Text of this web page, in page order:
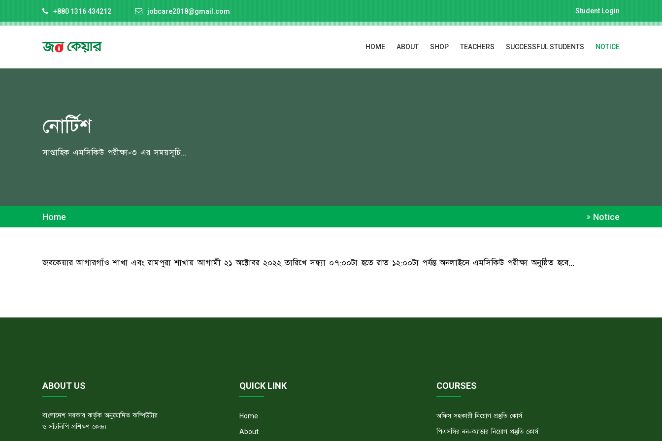
+880 1316 434212 jobcare2018@gmail.com Student Login
HOME ABOUT SHOP TEACHERS SUCCESSFUL STUDENTS NOTICE
নোর্টিশ
সাপ্তাহিক এমসিকিউ পরীক্ষা-৩ এর সময়সূচি...
Home Notice
জবকেয়ার আগারগাঁও শাখা এবং রামপুরা শাখায় আগামী ২১ অক্টোবর ২০২২ তারিখে সন্ধ্যা ০৭:০০টা হতে রাত ১২:০০টা পর্যন্ত অনলাইনে এমসিকিউ পরীক্ষা অনুষ্ঠিত হবে...
ABOUT US
বাংলাদেশ সরকার কর্তৃক অনুমোদিত কম্পিউটার
ও সাঁটলিপি প্রশিক্ষণ কেন্দ্র।
QUICK LINK
Home
About
COURSES
অফিস সহকারী নিয়োগ প্রস্তুতি কোর্স
পিএসসির নন-ক্যাডার নিয়োগ প্রস্তুতি কোর্স